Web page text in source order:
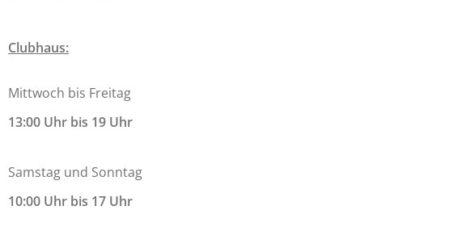
Clubhaus:
Mittwoch bis Freitag
13:00 Uhr bis 19 Uhr
Samstag und Sonntag
10:00 Uhr bis 17 Uhr